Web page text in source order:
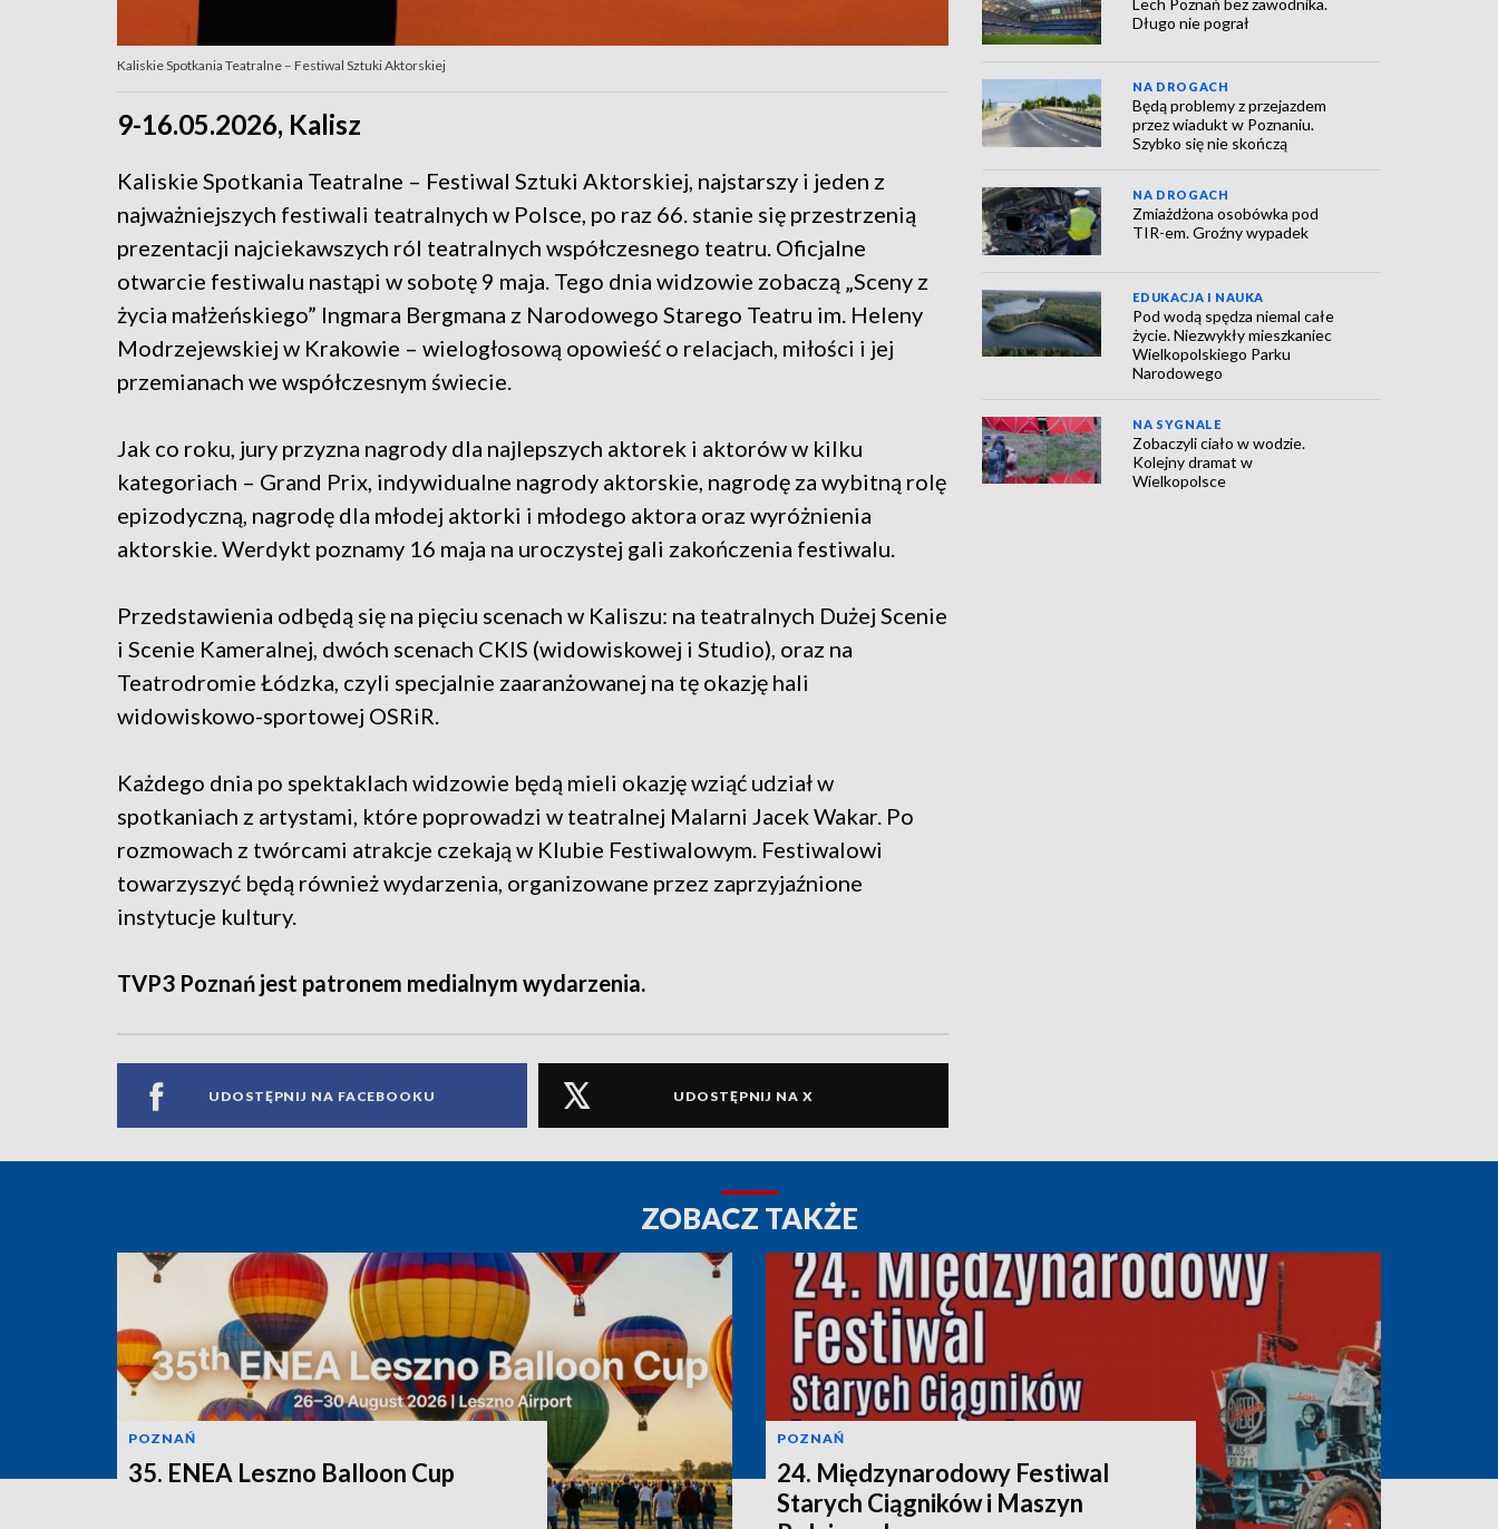
Kaliskie Spotkania Teatralne – Festiwal Sztuki Aktorskiej
9-16.05.2026, Kalisz
Kaliskie Spotkania Teatralne – Festiwal Sztuki Aktorskiej, najstarszy i jeden z
najważniejszych festiwali teatralnych w Polsce, po raz 66. stanie się przestrzenią
prezentacji najciekawszych ról teatralnych współczesnego teatru. Oficjalne
otwarcie festiwalu nastąpi w sobotę 9 maja. Tego dnia widzowie zobaczą „Sceny z
życia małżeńskiego” Ingmara Bergmana z Narodowego Starego Teatru im. Heleny
Modrzejewskiej w Krakowie – wielogłosową opowieść o relacjach, miłości i jej
przemianach we współczesnym świecie.
Jak co roku, jury przyzna nagrody dla najlepszych aktorek i aktorów w kilku
kategoriach – Grand Prix, indywidualne nagrody aktorskie, nagrodę za wybitną rolę
epizodyczną, nagrodę dla młodej aktorki i młodego aktora oraz wyróżnienia
aktorskie. Werdykt poznamy 16 maja na uroczystej gali zakończenia festiwalu.
Przedstawienia odbędą się na pięciu scenach w Kaliszu: na teatralnych Dużej Scenie
i Scenie Kameralnej, dwóch scenach CKIS (widowiskowej i Studio), oraz na
Teatrodromie Łódzka, czyli specjalnie zaaranżowanej na tę okazję hali
widowiskowo-sportowej OSRiR.
Każdego dnia po spektaklach widzowie będą mieli okazję wziąć udział w
spotkaniach z artystami, które poprowadzi w teatralnej Malarni Jacek Wakar. Po
rozmowach z twórcami atrakcje czekają w Klubie Festiwalowym. Festiwalowi
towarzyszyć będą również wydarzenia, organizowane przez zaprzyjaźnione
instytucje kultury.
TVP3 Poznań jest patronem medialnym wydarzenia.
UDOSTĘPNIJ NA FACEBOOKU UDOSTĘPNIJ NA X
Długo nie pograł
NA DROGACH
Będą problemy z przejazdem
przez wiadukt w Poznaniu.
Szybko się nie skończą
NA DROGACH
Zmiażdżona osobówka pod
TIR-em. Groźny wypadek
EDUKACJA I NAUKA
Pod wodą spędza niemal całe
życie. Niezwykły mieszkaniec
Wielkopolskiego Parku
Narodowego
NA SYGNALE
Zobaczyli ciało w wodzie.
Kolejny dramat w
Wielkopolsce
ZOBACZ TAKŻE
POZNAŃ
35. ENEA Leszno Balloon Cup
POZNAŃ
24. Międzynarodowy Festiwal
Starych Ciągników i Maszyn